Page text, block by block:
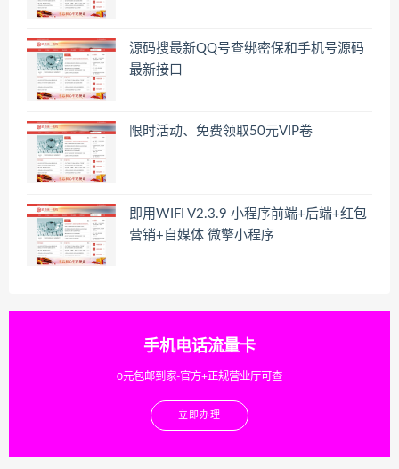
源码搜最新QQ号查绑密保和手机号源码
最新接口
限时活动、免费领取50元VIP卷
即用WIFI V2.3.9 小程序前端+后端+红包
营销+自媒体 微擎小程序
手机电话流量卡
0元包邮到家-官方+正规营业厅可查
立即办理